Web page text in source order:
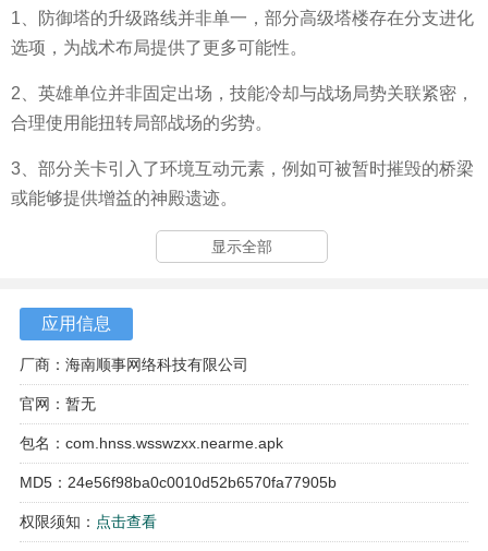
1、防御塔的升级路线并非单一，部分高级塔楼存在分支进化
选项，为战术布局提供了更多可能性。
2、英雄单位并非固定出场，技能冷却与战场局势关联紧密，
合理使用能扭转局部战场的劣势。
3、部分关卡引入了环境互动元素，例如可被暂时摧毁的桥梁
或能够提供增益的神殿遗迹。
4、敌人的进攻波次并非完全线性，有时会从地图的多个方向
显示全部
应用信息
厂商：海南顺事网络科技有限公司
官网：暂无
包名：com.hnss.wsswzxx.nearme.apk
MD5：24e56f98ba0c0010d52b6570fa77905b
权限须知： 点击查看